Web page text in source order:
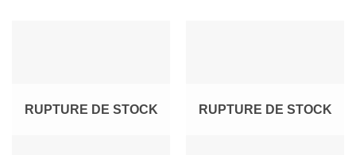
RUPTURE DE STOCK RUPTURE DE STOCK